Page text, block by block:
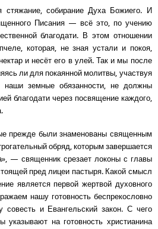
стяжание, собирание Духа Божиего. И
Писания — всё это, по учению
благодати. В этом отношении
которая, не зная устали и покоя,
и несёт его в улей. Так и мы после
ли для покаянной молитвы, участвуя
наши земные обязанности, не должны
благодати через посвящение каждого,
прежде были знаменованы священным
обряд, которым завершается
— священник срезает локоны с главы
пред лицеи пастыря. Какой смысл
является первой жертвой духовного
нашу готовность беспрекословно
и Евангельский закон. С чего
на готовность христианина